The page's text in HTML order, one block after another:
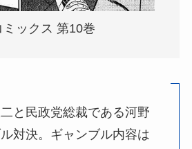
ミックス 第10巻
と民政党総裁である河野
対決。ギャンブル内容は